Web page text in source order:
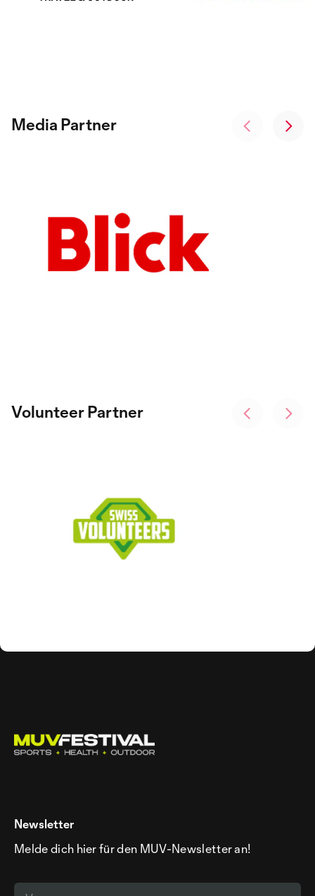
Media Partner
Volunteer Partner
Newsletter
Melde dich hier für den MUV-Newsletter an!